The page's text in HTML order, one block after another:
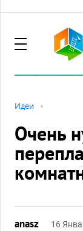
Идеи
Очень
anasz 16